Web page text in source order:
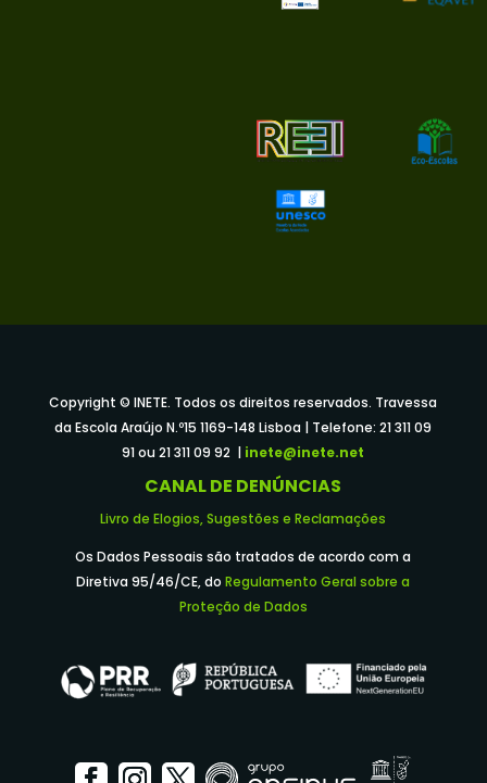
Copyright © INETE. Todos os direitos reservados. Travessa
da Escola Araújo N.º15 1169-148 Lisboa | Telefone: 21 311 09
91 ou 21 311 09 92 | inete@inete.net
CANAL DE DENÚNCIAS
Livro de Elogios, Sugestões e Reclamações
Os Dados Pessoais são tratados de acordo com a
Diretiva 95/46/CE, doRegulamento Geral sobre a
Proteção de Dados